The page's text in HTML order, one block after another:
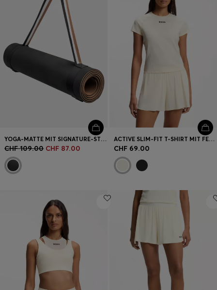
YOGA-MATTE MIT SIGNATURE-STREIFEN-RIEMEN
CHF 109.00 CHF 87.00
ACTIVE SLIM-FIT T-SHIRT MIT FEUCHTIGKEITSABLEITENDEN EIGENSCHAFTEN
CHF 69.00